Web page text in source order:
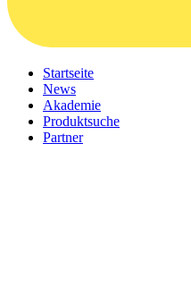
Startseite
News
Akademie
Produktsuche
Partner